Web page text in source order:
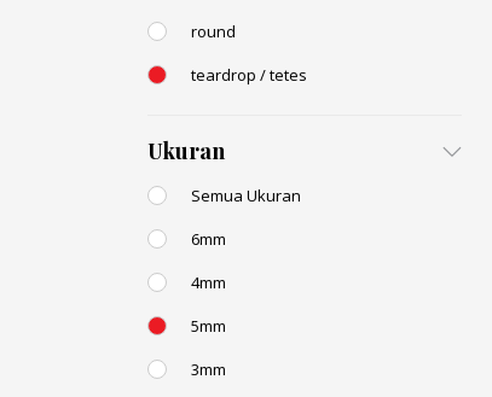
round
teardrop / tetes
Ukuran
Semua Ukuran
6mm
4mm
5mm
3mm